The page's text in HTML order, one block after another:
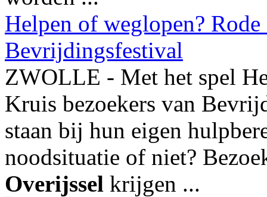
Helpen of weglopen?
Bevrijdingsfestival
ZWOLLE - Met het spel
Kruis bezoekers van
staan bij hun eigen
noodsituatie of niet?
Overijssel krijgen ...